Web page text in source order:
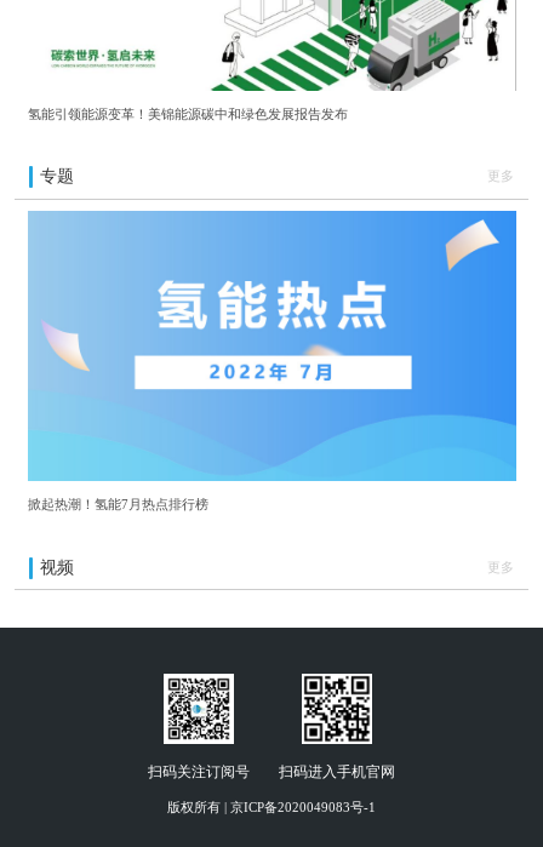
氢能引领能源变革！美锦能源碳中和绿色发展报告发布
专题 更多
掀起热潮！氢能7月热点排行榜
视频 更多
扫码关注订阅号 扫码进入手机官网
版权所有 | 京ICP备2020049083号-1